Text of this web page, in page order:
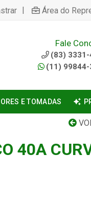
| Área do
Fale
(83) 3331-
(11) 99844-
E TOMADAS
40A